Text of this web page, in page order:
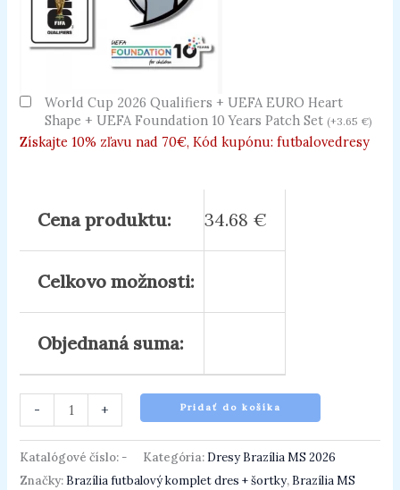
World Cup 2026 Qualifiers + UEFA EURO Heart
Shape + UEFA Foundation 10 Years Patch Set (+3.65 €)
Získajte 10% zľavu nad 70€, Kód kupónu: futbalovedresy
Cena produktu: 34.68 €
Celkovo možnosti:
Objednaná suma:
- + Pridať do košíka
Katalógové číslo: - Kategória: Dresy Brazília MS 2026
Značky: Brazília futbalový komplet dres + šortky, Brazília MS